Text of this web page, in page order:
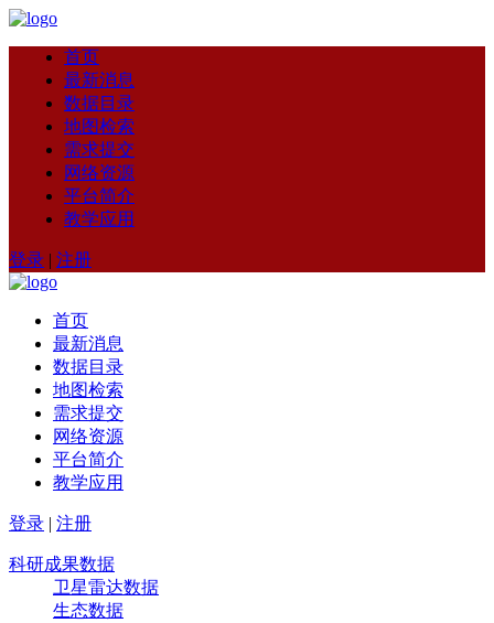
首页
最新消息
数据目录
地图检索
需求提交
网络资源
平台简介
教学应用
登录 | 注册
首页
最新消息
数据目录
地图检索
需求提交
网络资源
平台简介
教学应用
登录 | 注册
科研成果数据
卫星雷达数据
生态数据